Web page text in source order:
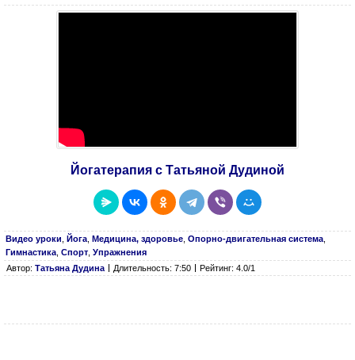
Йогатерапия с Татьяной Дудиной
Видео уроки Йога Медицина, здоровье Опорно-двигательная система
Гимнастика Спорт Упражнения
Автор: Татьяна Дудина Длительность: 7:50 Рейтинг: 4.0/1